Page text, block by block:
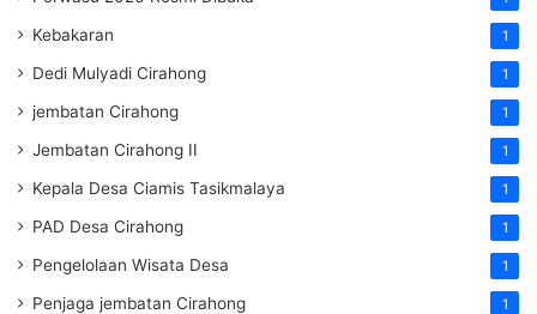
Kebakaran 1
Dedi Mulyadi Cirahong 1
jembatan Cirahong 1
Jembatan Cirahong II 1
Kepala Desa Ciamis Tasikmalaya 1
PAD Desa Cirahong 1
Pengelolaan Wisata Desa 1
Penjaga jembatan Cirahong 1